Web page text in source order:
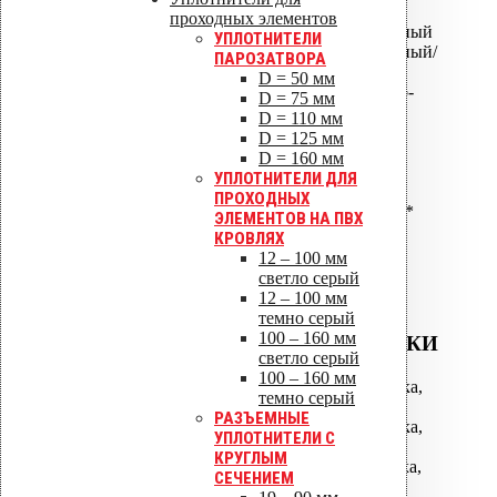
проходных элементов
УПЛОТНИТЕЛИ
ПАРОЗАТВОРА
D = 50 мм
D = 75 мм
D = 110 мм
D = 125 мм
D = 160 мм
УПЛОТНИТЕЛИ ДЛЯ
ПРОХОДНЫХ
ЭЛЕМЕНТОВ НА ПВХ
КРОВЛЯХ
12 – 100 мм
светло серый
12 – 100 мм
темно серый
100 – 160 мм
светло серый
100 – 160 мм
темно серый
РАЗЪЕМНЫЕ
УПЛОТНИТЕЛИ С
КРУГЛЫМ
СЕЧЕНИЕМ
коньковый
ALIPAI-110 дефлектор скатный
ALIPAI-110 дефлектор скатный/
пологий
ALIPAI ПВХ -Ворот Светло-
ALIPAI ПВХ -Ворот Темно-
ALIPAI-160 дефлектор*
ALIPAI-160/620 дефлектор*
ALIPAI-160/1000 дефлектор*
ALIPAI-160 дефлектор
коньковый*
ВОДОСТОЧНЫЕ ВОРОНКИ
АМ-050 водосточная воронка,
фланец битум
АМ-075 водосточная воронка,
фланец битум
АМ-110 водосточная воронка,
фланец битум